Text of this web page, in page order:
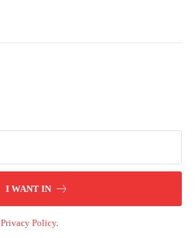
I WANT IN
Privacy Policy.